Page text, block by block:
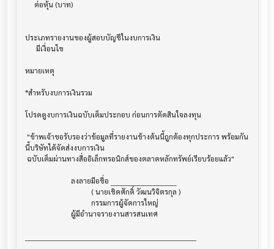
ประเภทรายงานของผู้สอบบัญชีในงบการเงิน
หมายเหตุ
*สำหรับงบการเงินรวม
โปรดดูงบการเงินฉบับเต็มประกอบ ก่อนการตัดสินใจลงทุน
นี้บริษัทได้จัดส่งงบการเงิน